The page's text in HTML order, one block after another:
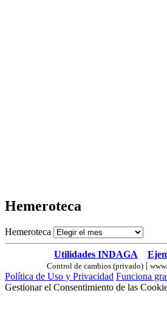
Hemeroteca
Hemeroteca
Utilidades INDAGA
Control de cambios (privado) |
Política de Uso y Privacidad Funciona
Gestionar el Consentimiento de las